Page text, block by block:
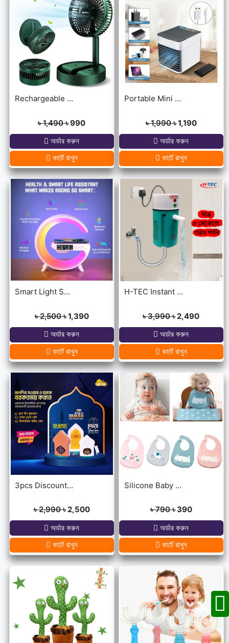
Rechargeable portable Telescopic Table Fan
৳ 1,490৳ 990
অর্ডার করুন
কার্টে রাখুন
Portable Mini USB Air Cooler with 7 Colors LED lights for Office/Home
৳ 1,990৳ 1,190
অর্ডার করুন
কার্টে রাখুন
Smart Light Sound Machine G Shape
৳ 2,500৳ 1,390
অর্ডার করুন
কার্টে রাখুন
H-TEC Instant Portable Geyser
৳ 3,990৳ 2,490
অর্ডার করুন
কার্টে রাখুন
3pcs Discount Package (Dua Door Bell, Islamic Calling Bell, Plug In Quran)
৳ 2,990৳ 2,500
অর্ডার করুন
কার্টে রাখুন
Silicone Baby Bibs
৳ 790৳ 390
অর্ডার করুন
কার্টে রাখুন